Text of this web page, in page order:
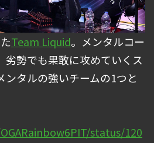
Team Liquid。メンタルコー
劣勢でも果敢に攻めていくス
ンタルの強いチームの1つと
status/120